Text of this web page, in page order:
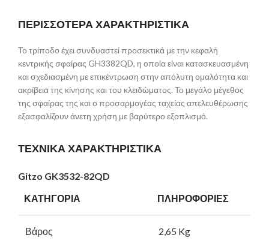
ΠΕΡΙΣΣΟΤΕΡΑ ΧΑΡΑΚΤΗΡΙΣΤΙΚΑ
Το τρίποδο έχει συνδυαστεί προσεκτικά με την κεφαλή
κεντρικής σφαίρας GH3382QD, η οποία είναι κατασκευασμένη
και σχεδιασμένη με επικέντρωση στην απόλυτη ομαλότητα και
ακρίβεια της κίνησης και του κλειδώματος. Το μεγάλο μέγεθος
της σφαίρας της και ο προσαρμογέας ταχείας απελευθέρωσης
εξασφαλίζουν άνετη χρήση με βαρύτερο εξοπλισμό.
ΤΕΧΝΙΚΑ ΧΑΡΑΚΤΗΡΙΣΤΙΚΑ
Gitzo GK3532-82QD
ΚΑΤΗΓΟΡΙΑ ΠΛΗΡΟΦΟΡΙΕΣ
Βάρος 2,65 Kg